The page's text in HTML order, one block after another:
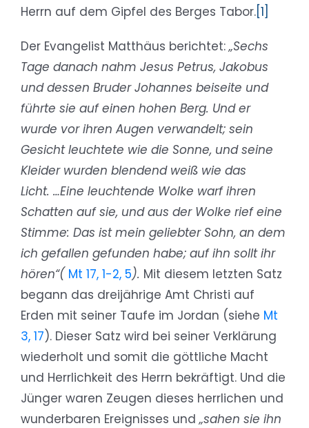
Herrn auf dem Gipfel des Berges Tabor.[1]
Der Evangelist Matthäus berichtet:„Sechs
Tage danach nahm Jesus Petrus, Jakobus
und dessen Bruder Johannes beiseite und
führte sie auf einen hohen Berg. Und er
wurde vor ihren Augen verwandelt; sein
Gesicht leuchtete wie die Sonne, und seine
Kleider wurden blendend weiß wie das
Licht. …Eine leuchtende Wolke warf ihren
Schatten auf sie, und aus der Wolke rief eine
Stimme: Das ist mein geliebter Sohn, an dem
ich gefallen gefunden habe; auf ihn sollt ihr
hören“( Mt 17, 1-2, 5). Mit diesem letzten Satz
begann das dreijährige Amt Christi auf
Erden mit seiner Taufe im Jordan (siehe Mt
3, 17). Dieser Satz wird bei seiner Verklärung
wiederholt und somit die göttliche Macht
und Herrlichkeit des Herrn bekräftigt. Und die
Jünger waren Zeugen dieses herrlichen und
wunderbaren Ereignisses und„sahen sie ihn